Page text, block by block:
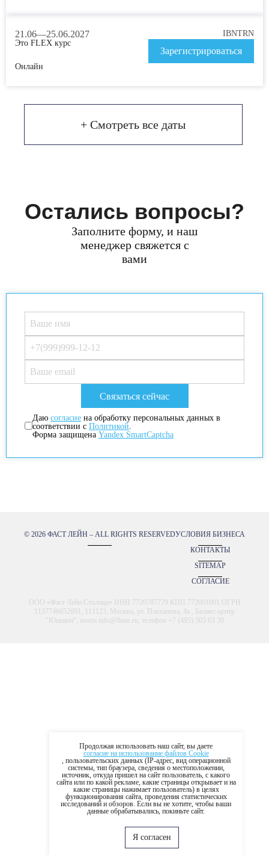
21.06—25.06.2027
IBNTRN
Это FLEX курс
Онлайн
Зарегистрироваться
+ Смотреть все даты
Остались вопросы?
Заполните форму, и наш
менеджер свяжется с
вами
Даю согласие на обработку персональных данных в
соответствии с Политикой.
Форма защищена Yandex SmartCaptcha
© 2026 ФАСТ ЛЕЙН – ALL RIGHTS RESERVEDУСЛОВИЯ БИЗНЕСА
КОНТАКТЫ
SITEMAP
СОГЛАСИЕ
ООО «Фаст Лейн Столица» ИНН 7720787779 КПП 772001001 ОГРН
1137746652691, 111123, Москва, ул. Плеханова, 4а , Бизнес-центр
"Юникон", почта info@flane.ru, телефон +7 (495) 505 63 39
Продолжая использовать наш сайт, вы даете
согласие на использование файлов Cookie
, пользовательских данных (IP-адрес, вид операционной
системы, тип браузера, сведения о местоположении,
источник, откуда пришел на сайт пользователь, с какого
сайта или по какой рекламе, какие страницы открывает и на
какие страницы нажимает пользователь) в целях
функционирования сайта, проведения статистических
исследований и обзоров. Если вы не хотите, чтобы ваши
данные обрабатывались, покиньте сайт.
Я согласен